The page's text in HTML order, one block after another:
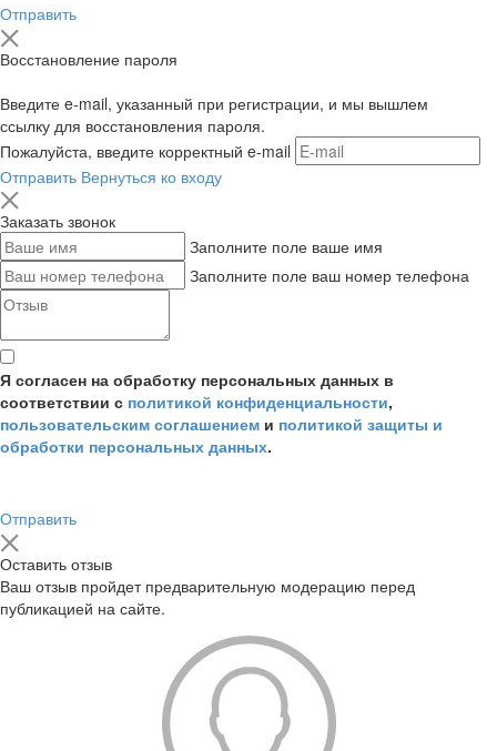
Отправить
Восстановление пароля
Введите e-mail, указанный при регистрации, и мы вышлем
ссылку для восстановления пароля.
Пожалуйста, введите корректный e-mail
Отправить Вернуться ко входу
Заказать звонок
Заполните поле ваше имя
Заполните поле ваш номер телефона
Я согласен на обработку персональных данных в
соответствии с политикой конфиденциальности,
пользовательским соглашением и политикой защиты и
обработки персональных данных.
Отправить
Оставить отзыв
Ваш отзыв пройдет предварительную модерацию перед
публикацией на сайте.